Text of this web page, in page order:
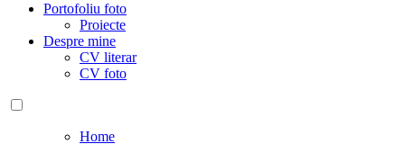
Portofoliu foto
Proiecte
Despre mine
CV literar
CV foto
Home